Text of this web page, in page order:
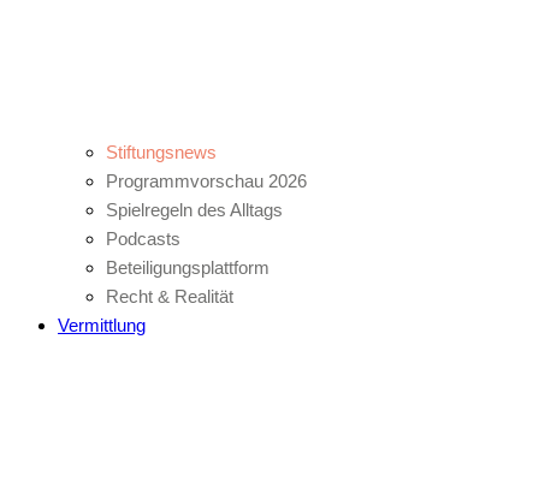
Stiftungsnews
Programmvorschau 2026
Spielregeln des Alltags
Podcasts
Beteiligungsplattform
Recht & Realität
Vermittlung